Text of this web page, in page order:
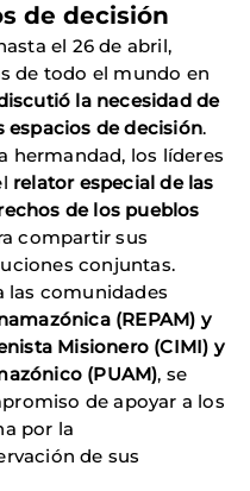
de decisión
el 26 de abril,
de todo el mundo en
la necesidad de
espacios de decisión.
hermandad, los líderes
relator especial de las
de los pueblos
compartir sus
conjuntas.
las comunidades
(REPAM) y
Misionero (CIMI) y
(PUAM), se
de apoyar a los
por la
de sus